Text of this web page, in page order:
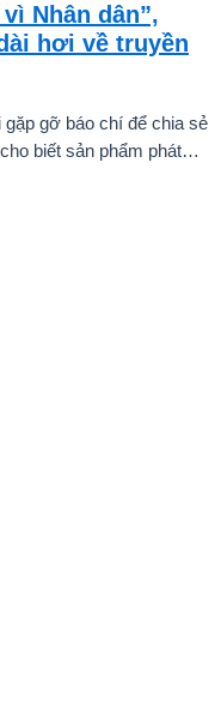
Nhân dân”,
hơi về truyền
gặp gỡ báo chí để chia sẻ
biết sản phẩm phát